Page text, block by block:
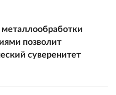
металлообработки
позволит
суверенитет